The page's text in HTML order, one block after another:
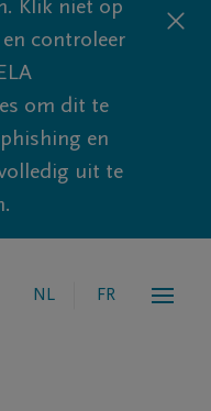
Klik niet op
controleer
om dit te
en
uit te
NL FR